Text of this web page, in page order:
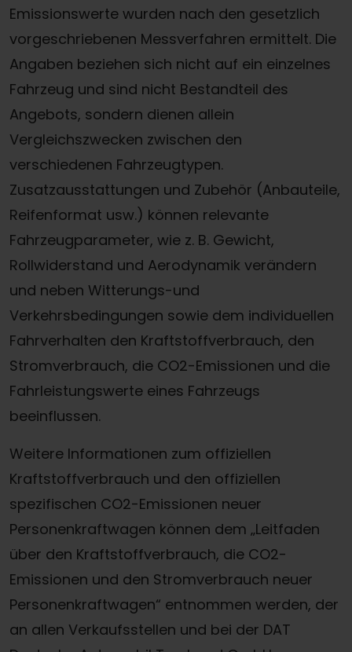
Emissionswerte wurden nach den gesetzlich
vorgeschriebenen Messverfahren ermittelt. Die
Angaben beziehen sich nicht auf ein einzelnes
Fahrzeug und sind nicht Bestandteil des
Angebots, sondern dienen allein
Vergleichszwecken zwischen den
verschiedenen Fahrzeugtypen.
Zusatzausstattungen und Zubehör (Anbauteile,
Reifenformat usw.) können relevante
Fahrzeugparameter, wie z. B. Gewicht,
Rollwiderstand und Aerodynamik verändern
und neben Witterungs-und
Verkehrsbedingungen sowie dem individuellen
Fahrverhalten den Kraftstoffverbrauch, den
Stromverbrauch, die CO2-Emissionen und die
Fahrleistungswerte eines Fahrzeugs
beeinflussen.
Weitere Informationen zum offiziellen
Kraftstoffverbrauch und den offiziellen
spezifischen CO2-Emissionen neuer
Personenkraftwagen können dem „Leitfaden
über den Kraftstoffverbrauch, die CO2-
Emissionen und den Stromverbrauch neuer
Personenkraftwagen“ entnommen werden, der
an allen Verkaufsstellen und bei der DAT